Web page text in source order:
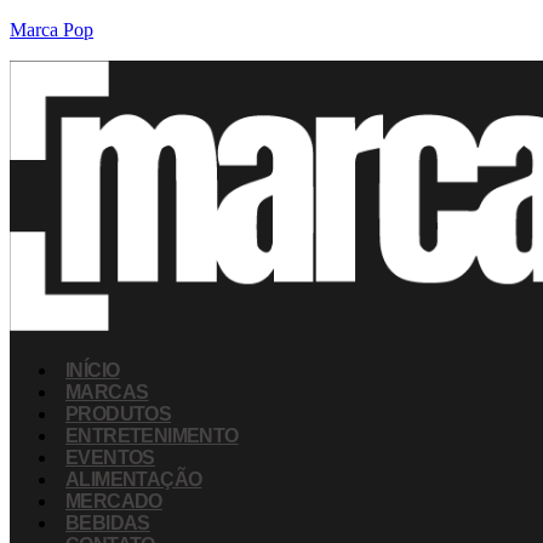
Marca Pop
INÍCIO
MARCAS
PRODUTOS
ENTRETENIMENTO
EVENTOS
ALIMENTAÇÃO
MERCADO
BEBIDAS